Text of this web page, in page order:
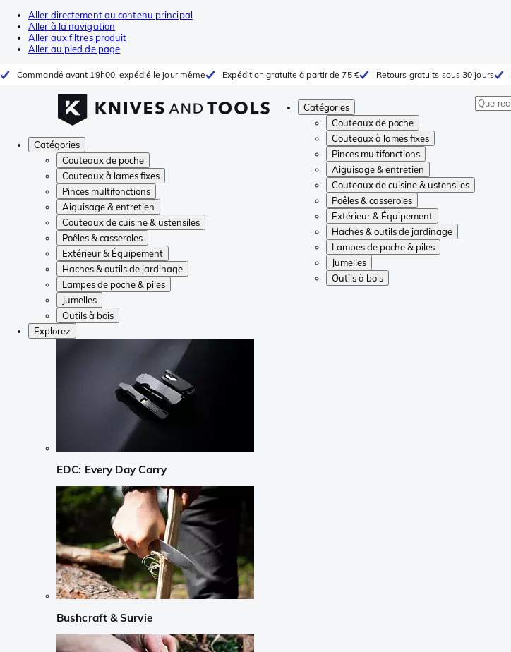
Aller directement au contenu principal
Aller à la navigation
Aller aux filtres produit
Aller au pied de page
Commandé avant 19h00, expédié le jour même Expédition gratuite à partir de 75 € Retours gratuits sous 30 jours
Catégories
Couteaux de poche
Couteaux à lames fixes
Pinces multifonctions
Aiguisage & entretien
Couteaux de cuisine & ustensiles
Poêles & casseroles
Extérieur & Équipement
Haches & outils de jardinage
Lampes de poche & piles
Jumelles
Outils à bois
Catégories
Couteaux de poche
Couteaux à lames fixes
Pinces multifonctions
Aiguisage & entretien
Couteaux de cuisine & ustensiles
Poêles & casseroles
Extérieur & Équipement
Haches & outils de jardinage
Lampes de poche & piles
Jumelles
Outils à bois
Explorez
EDC: Every Day Carry
Bushcraft & Survie